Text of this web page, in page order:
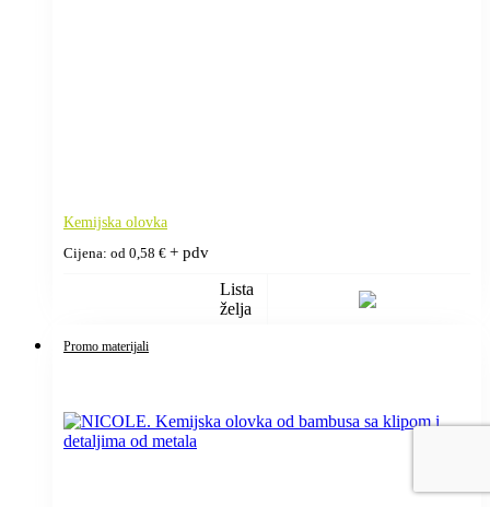
Kemijska olovka
Cijena: od 0,58 € + pdv
Lista
želja
Promo materijali